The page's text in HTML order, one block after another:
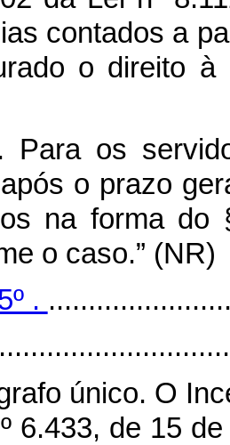
contados a
o direito
Para os
o prazo
na forma
o caso.” (NR)
.
único. O
6.433, de 15